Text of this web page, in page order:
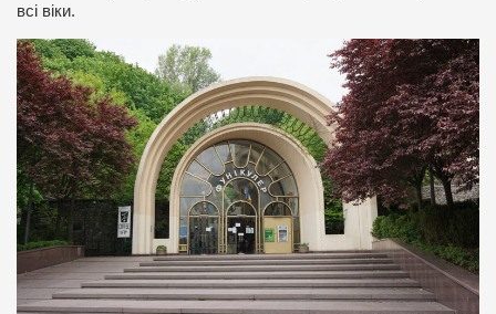
всі віки.